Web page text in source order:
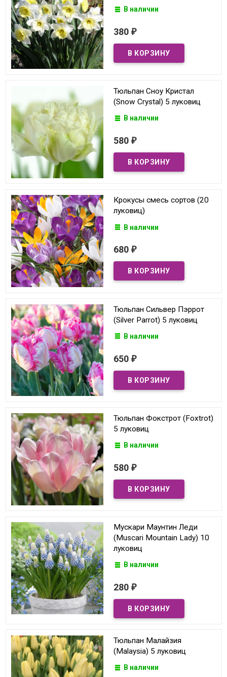
В наличии
380 ₽
Тюльпан Сноу Кристал
(Snow Crystal) 5 луковиц
В наличии
580 ₽
Крокусы смесь сортов (20
луковиц)
В наличии
680 ₽
Тюльпан Сильвер Пэррот
(Silver Parrot) 5 луковиц
В наличии
650 ₽
Тюльпан Фокстрот (Foxtrot)
5 луковиц
В наличии
580 ₽
Мускари Маунтин Леди
(Muscari Mountain Lady) 10
луковиц
В наличии
280 ₽
Тюльпан Малайзия
(Malaysia) 5 луковиц
В наличии